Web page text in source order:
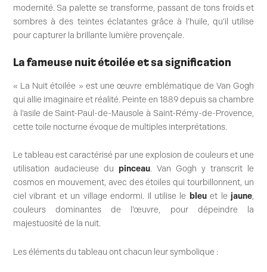
modernité. Sa palette se transforme, passant de tons froids et
sombres à des teintes éclatantes grâce à l’huile, qu’il utilise
pour capturer la brillante lumière provençale.
La fameuse nuit étoilée et sa signification
« La Nuit étoilée » est une œuvre emblématique de Van Gogh
qui allie imaginaire et réalité. Peinte en 1889 depuis sa chambre
à l’asile de Saint-Paul-de-Mausole à Saint-Rémy-de-Provence,
cette toile nocturne évoque de multiples interprétations.
Le tableau est caractérisé par une explosion de couleurs et une
utilisation audacieuse du pinceau. Van Gogh y transcrit le
cosmos en mouvement, avec des étoiles qui tourbillonnent, un
ciel vibrant et un village endormi. Il utilise le bleuet le jaune,
couleurs dominantes de l’œuvre, pour dépeindre la
majestuosité de la nuit.
Les éléments du tableau ont chacun leur symbolique :